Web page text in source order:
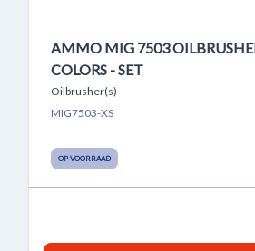
AMMO MIG 7503
COLORS - SET
Oilbrusher(s)
MIG7503-XS
OP VOORRAAD